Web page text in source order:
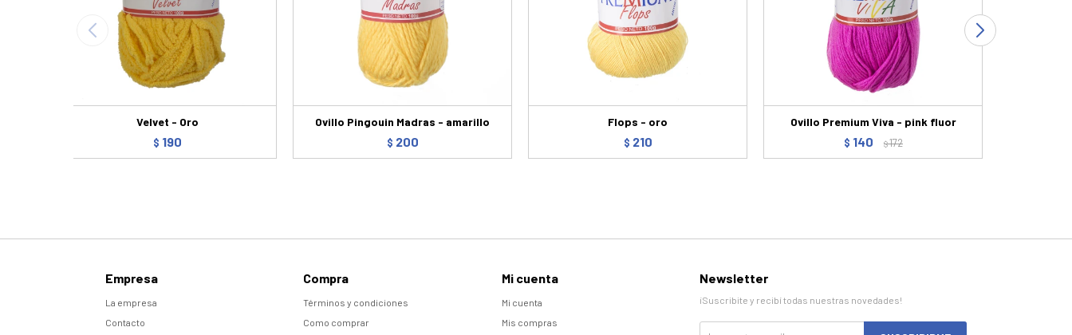
Velvet - Oro
$ 190
Ovillo Pingouin Madras - amarillo
$ 200
Flops - oro
$ 210
Ovillo Premium Viva - pink fluor
$ 140 $172
Empresa
La empresa
Contacto
Compra
Términos y condiciones
Como comprar
Mi cuenta
Mi cuenta
Mis compras
Newsletter
¡Suscribite y recibí todas nuestras novedades!